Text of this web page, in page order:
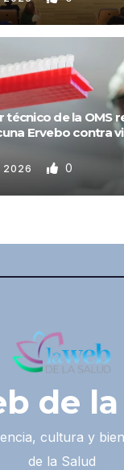
técnico de la OMS
Ervebo contra
2026 0
de
cultura y
de la Salud